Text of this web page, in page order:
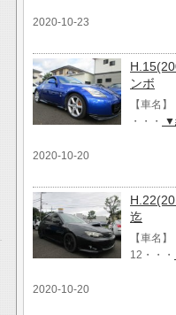
2020-10-23
ンボ
【車名
・・・
▼
2020-10-20
迄
【車名
12・・・
2020-10-20